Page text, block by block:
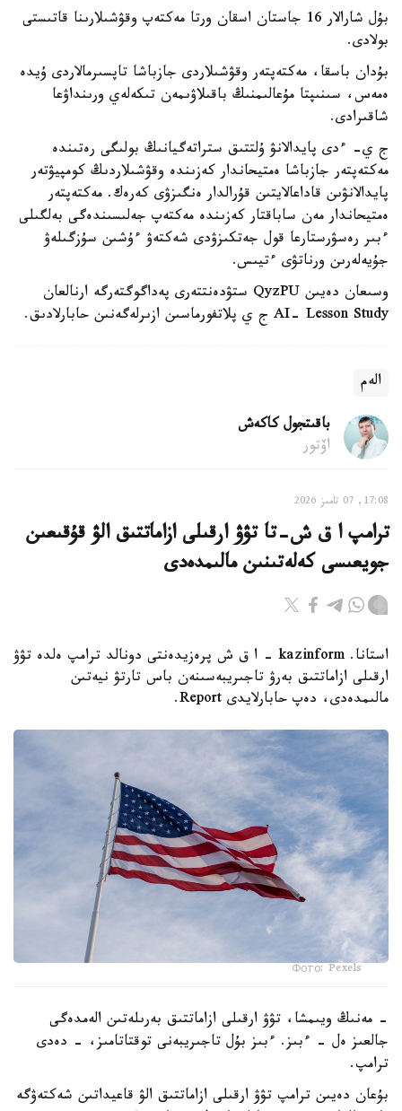
بۇل شارالار 16 جاستان اسقان ورتا مەكتەپ وقۋشىلارىنا قاتىستى
بولادى.
بۇدان باسقا، مەكتەپتەر وقۋشىلاردى جازباشا تاپسىرمالاردى ۇيدە
ەمەس، سىنىپتا مۇعالىمنىڭ باقىلاۋىمەن تىكەلەي ورىنداۋعا
شاقىرادى.
ج ي- ءدى پايدالانۋ ۇلتتىق ستراتەگيانىڭ بولىگى رەتىندە
مەكتەپتەر جازباشا ەمتيحاندار كەزىندە وقۋشىلاردىڭ كومپيۋتەر
پايدالانۋىن قاداعالايتىن قۇرالدار ەنگىزۋى كەرەك. مەكتەپتەر
ەمتيحاندار مەن ساباقتار كەزىندە مەكتەپ جەلىسىندەگى بەلگىلى
ءبىر رەسۋرستارعا قول جەتكىزۋدى شەكتەۋ ءۇشىن سۇزگىلەۋ
جۇيەلەرىن ورناتۋى ءتيىس.
وسىعان دەيىن QyzPU ستۋدەنتتەرى پەداگوگتەرگە ارنالعان
AI- Lesson Study ج ي پلاتفورماسىن ازىرلەگەنىن حابارلادىق.
الەم
باقىتجول كاكەش
اۆتور
17:08, 07 تامىز 2026
ترامپ ا ق ش-تا تۋۋ ارقىلى ازاماتتىق الۋ قۇقىعىن
جويعىسى كەلەتىنىن مالىمدەدى
استانا. kazinform - ا ق ش پرەزيدەنتى دونالد ترامپ ەلدە تۋۋ
ارقىلى ازاماتتىق بەرۋ تاجىريبەسىنەن باس تارتۋ نيەتىن
مالىمدەدى، دەپ حابارلايدى Report.
Фото: Pexels
- مەنىڭ ويىمشا، تۋۋ ارقىلى ازاماتتىق بەرىلەتىن الەمدەگى
جالعىز ەل - ءبىز. ءبىز بۇل تاجىريبەنى توقتاتامىز، - دەدى
ترامپ.
بۇعان دەيىن ترامپ تۋۋ ارقىلى ازاماتتىق الۋ قاعيداتىن شەكتەۋگە